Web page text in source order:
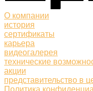
О компании
история
сертификаты
карьера
видеогалерея
технические
акции
представительство в
Политика